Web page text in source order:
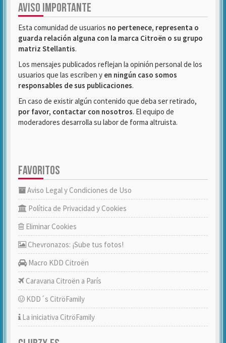
AVISO IMPORTANTE
Esta comunidad de usuarios no pertenece, representa o
guarda relación alguna con la marca Citroën o su grupo
matriz Stellantis.
Los mensajes publicados reflejan la opinión personal de los
usuarios que las escriben y en ningún caso somos
responsables de sus publicaciones.
En caso de existir algún contenido que deba ser retirado,
por favor, contactar con nosotros. El equipo de
moderadores desarrolla su labor de forma altruista.
FAVORITOS
Aviso Legal y Condiciones de Uso
Política de Privacidad y Cookies
Eliminar Cookies
Chevronazos: ¡Sube tus fotos!
Macro KDD Citroën
Caravana Citroën a París
KDD´s CitröFamily
La iniciativa CitröFamily